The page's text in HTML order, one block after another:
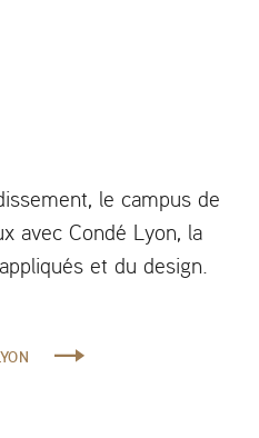
le campus de
avec Condé Lyon, la
et du design.